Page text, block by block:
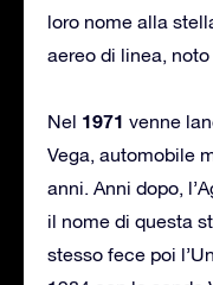
loro nome alla
aereo di linea,
Nel 1971 venne
Vega, automobile
anni. Anni dopo,
il nome di questa
stesso fece poi